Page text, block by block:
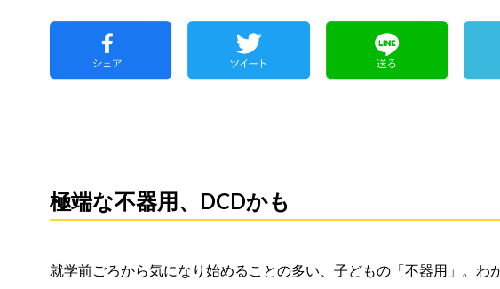
極端な不器用、DCDかも
就学前ごろから気になり始めることの多い、子どもの「不器用」。わ